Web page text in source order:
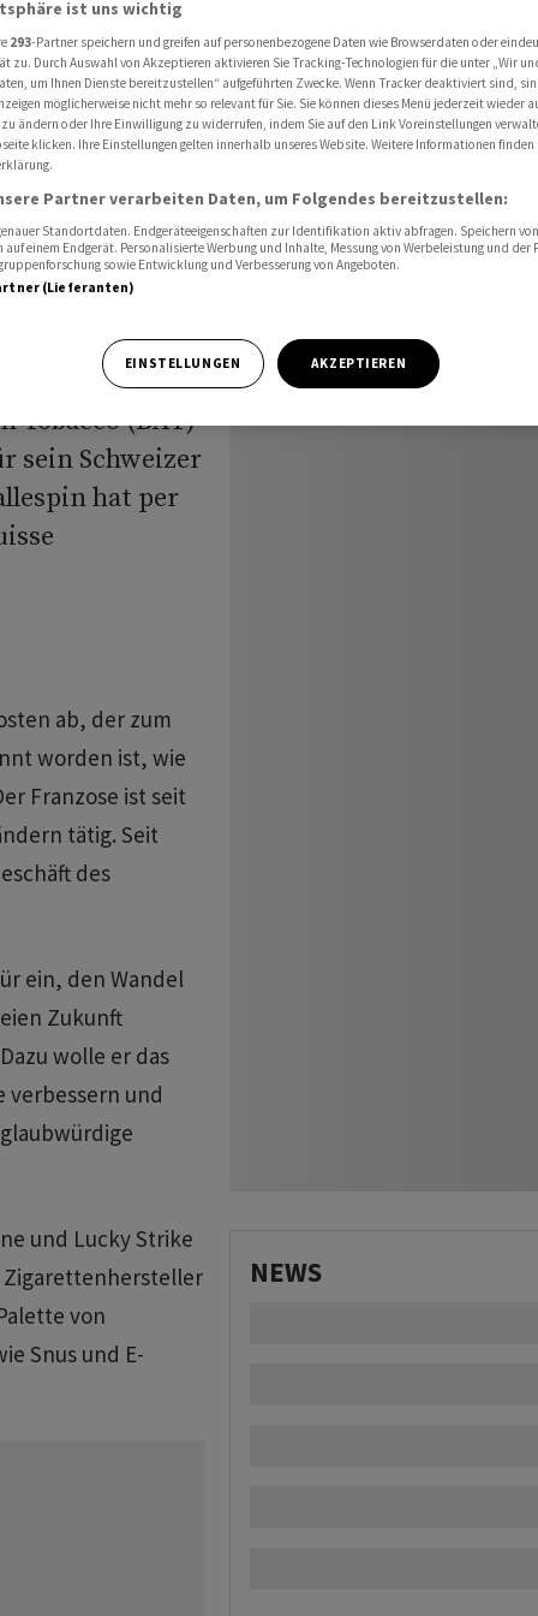
die
Tobacco (BAT)
sein Schweizer
hat per
ab, der zum
worden ist, wie
Franzose ist seit
tätig. Seit
des
ein, den Wandel
Zukunft
wolle er das
und
und Lucky Strike
Zigarettenhersteller
von
Snus und E-
NEWS
ist uns wichtig
293-Partner speichern und greifen auf personenbezogene Daten wie Browserdaten oder
zu. Durch Auswahl von Akzeptieren aktivieren Sie Tracking-Technologien für die unter „Wir
um Ihnen Dienste bereitzustellen“ aufgeführten Zwecke. Wenn Tracker deaktiviert sind,
möglicherweise nicht mehr so relevant für Sie. Sie können dieses Menü jederzeit wieder
ändern oder Ihre Einwilligung zu widerrufen, indem Sie auf den Link Voreinstellungen
klicken. Ihre Einstellungen gelten innerhalb unseres Website. Weitere Informationen finden
Partner verarbeiten Daten, um Folgendes bereitzustellen:
Standortdaten. Endgeräteeigenschaften zur Identifikation aktiv abfragen. Speichern
einem Endgerät. Personalisierte Werbung und Inhalte, Messung von Werbeleistung und der
sowie Entwicklung und Verbesserung von Angeboten.
(Lieferanten)
EINSTELLUNGEN AKZEPTIEREN